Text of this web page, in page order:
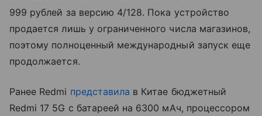
999 рублей за версию 4/128. Пока устройство
продается лишь у ограниченного числа магазинов,
поэтому полноценный международный запуск еще
продолжается.
Ранее Redmi представила в Китае бюджетный
Redmi 17 5G с батареей на 6300 мАч, процессором